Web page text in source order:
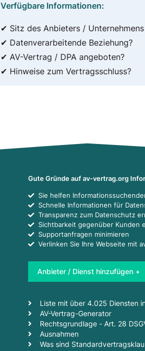
Verfügbare Informationen:
✔ Sitz des Anbieters / Unternehmens
✔ Datenverarbeitende Beziehung?
✔ AV-Vertrag / DPA angeboten?
✔ Hinweise zum Vertragsschluss?
Gute Gründe auf av-vertrag.org
Sie helfen
Schnelle Informationen für
Transparenz zum Datenschutz
Sichtbarkeit gegenüber Kunden
Supportanfragen minimieren
Verlinken Sie Ihre Webseite mit
Anbieter / Dienst hinzufügen +
Liste mit über 4.025 Diensten
AV-Vertrag-Generator
Rechtsgrundlage - Art. 28
Ausnahmen
Was sind